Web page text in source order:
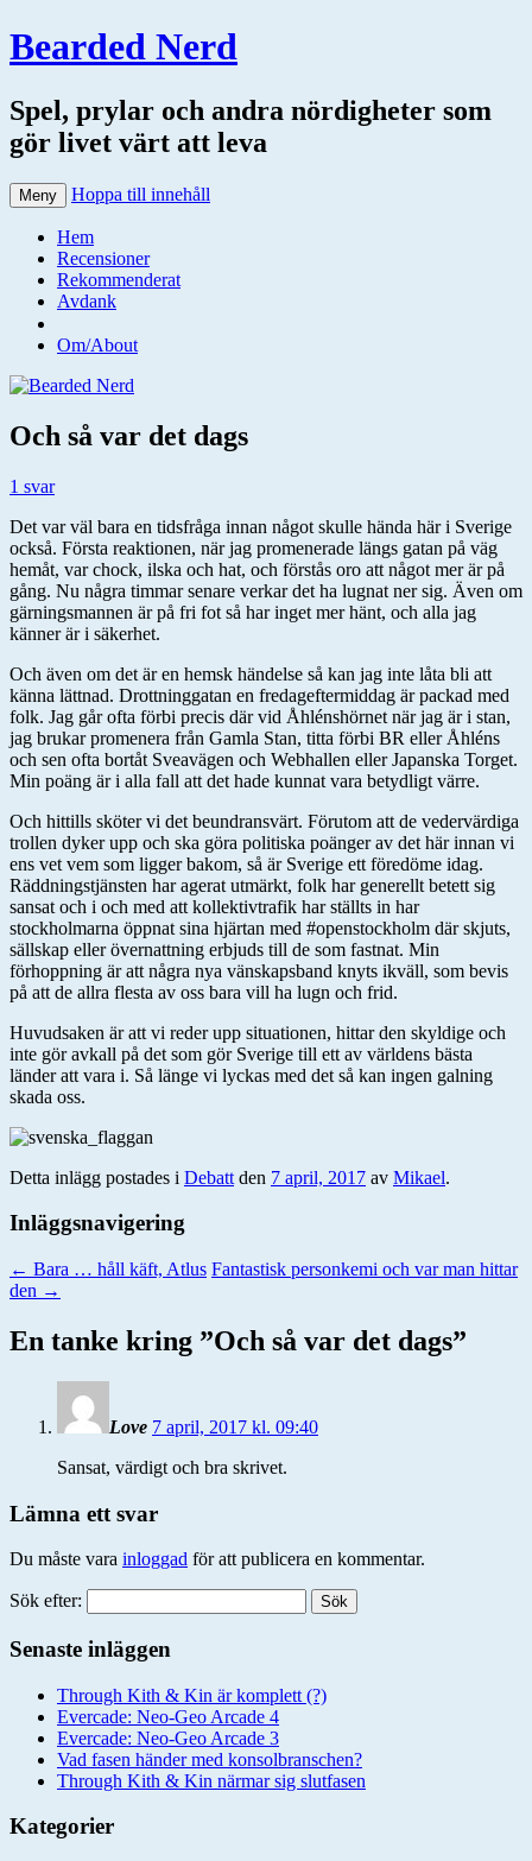
Bearded Nerd
Spel, prylar och andra nördigheter som
gör livet värt att leva
Meny Hoppa till innehåll
Hem
Recensioner
Rekommenderat
Avdank
Om/About
Och så var det dags
1 svar
Det var väl bara en tidsfråga innan något skulle hända här i Sverige
också. Första reaktionen, när jag promenerade längs gatan på väg
hemåt, var chock, ilska och hat, och förstås oro att något mer är på
gång. Nu några timmar senare verkar det ha lugnat ner sig. Även om
gärningsmannen är på fri fot så har inget mer hänt, och alla jag
känner är i säkerhet.
Och även om det är en hemsk händelse så kan jag inte låta bli att
känna lättnad. Drottninggatan en fredageftermiddag är packad med
folk. Jag går ofta förbi precis där vid Åhlénshörnet när jag är i stan,
jag brukar promenera från Gamla Stan, titta förbi BR eller Åhléns
och sen ofta bortåt Sveavägen och Webhallen eller Japanska Torget.
Min poäng är i alla fall att det hade kunnat vara betydligt värre.
Och hittills sköter vi det beundransvärt. Förutom att de vedervärdiga
trollen dyker upp och ska göra politiska poänger av det här innan vi
ens vet vem som ligger bakom, så är Sverige ett föredöme idag.
Räddningstjänsten har agerat utmärkt, folk har generellt betett sig
sansat och i och med att kollektivtrafik har ställts in har
stockholmarna öppnat sina hjärtan med #openstockholm där skjuts,
sällskap eller övernattning erbjuds till de som fastnat. Min
förhoppning är att några nya vänskapsband knyts ikväll, som bevis
på att de allra flesta av oss bara vill ha lugn och frid.
Huvudsaken är att vi reder upp situationen, hittar den skyldige och
inte gör avkall på det som gör Sverige till ett av världens bästa
länder att vara i. Så länge vi lyckas med det så kan ingen galning
skada oss.
Detta inlägg postades i Debatt den 7 april, 2017 av Mikael.
Inläggsnavigering
← Bara … håll käft, Atlus Fantastisk personkemi och var man hittar
den →
En tanke kring ”Och så var det dags”
Love 7 april, 2017 kl. 09:40
Sansat, värdigt och bra skrivet.
Lämna ett svar
Du måste vara inloggad för att publicera en kommentar.
Sök efter:
Senaste inläggen
Through Kith & Kin är komplett (?)
Evercade: Neo-Geo Arcade 4
Evercade: Neo-Geo Arcade 3
Vad fasen händer med konsolbranschen?
Through Kith & Kin närmar sig slutfasen
Kategorier